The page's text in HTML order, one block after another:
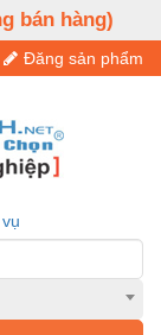
bán hàng)
Đăng sản phẩm